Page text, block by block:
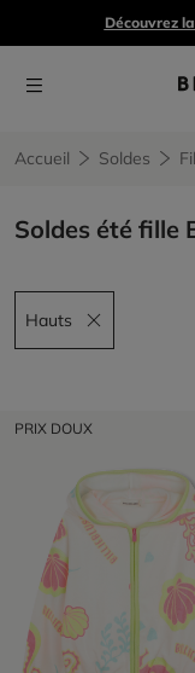
Découvrez
Accueil Soldes
Soldes été fille
Hauts
Remove filter Hauts
PRIX DOUX